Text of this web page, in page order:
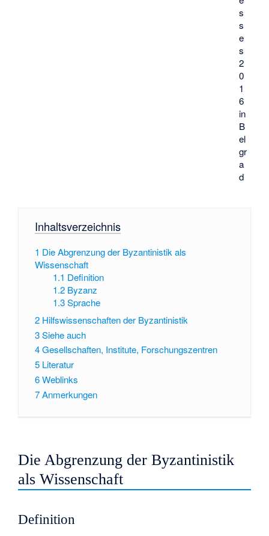
s
s
e
s
2
0
1
6
in
B
el
gr
a
d
Inhaltsverzeichnis
1 Die Abgrenzung der Byzantinistik als
Wissenschaft
1.1 Definition
1.2 Byzanz
1.3 Sprache
2 Hilfswissenschaften der Byzantinistik
3Siehe auch
4Gesellschaften, Institute, Forschungszentren
5 Literatur
6Weblinks
7Anmerkungen
Die Abgrenzung der Byzantinistik
als Wissenschaft
Definition